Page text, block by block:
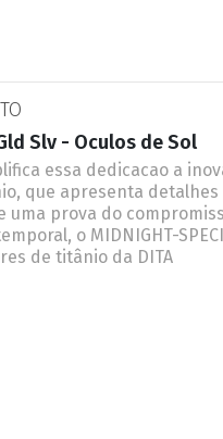
Slv - Oculos de Sol
essa dedicacao a
que apresenta
uma prova do
o MIDNIGHT-
de titânio da DITA